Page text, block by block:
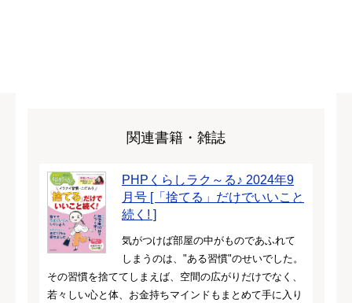
関連書籍・雑誌
PHPくらしラク～る♪ 2024年9
月号 [「捨てる」だけでいいこと
続く! ]
気がつけば部屋の中がものであふれて
しまうのは、"ある習慣"のせいでした。
その習慣を捨ててしまえば、空間の広がりだけでなく、
若々しい心と体、お金持ちマインドもまとめて手に入り